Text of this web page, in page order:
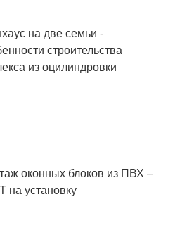
на две семьи -
строительства
из оцилиндровки
оконных блоков из ПВХ –
на установку